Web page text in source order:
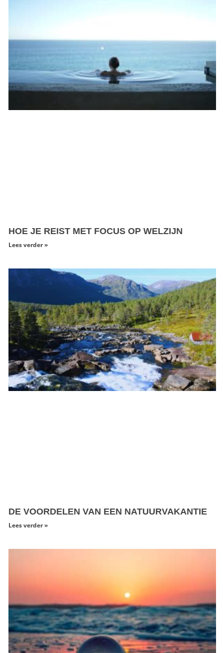
HOE JE REIST MET FOCUS OP WELZIJN
Lees verder »
DE VOORDELEN VAN EEN NATUURVAKANTIE
Lees verder »